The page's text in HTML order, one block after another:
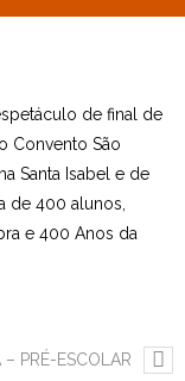
de final de
Convento São
Santa Isabel e de
de 400 alunos,
e 400 Anos da
PRÉ-ESCOLAR